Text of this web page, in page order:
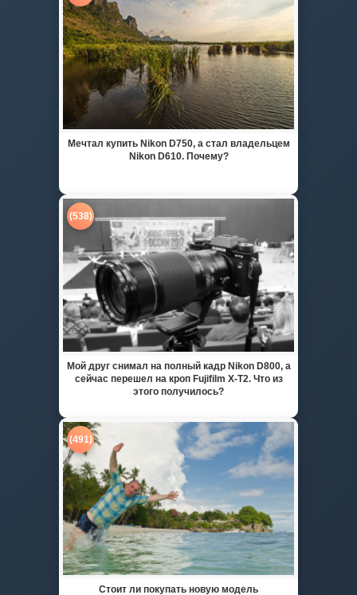
Мечтал купить Nikon D750, а стал владельцем
Nikon D610. Почему?
(538)
Мой друг снимал на полный кадр Nikon D800, а
сейчас перешел на кроп Fujifilm X-T2. Что из
этого получилось?
(491)
Стоит ли покупать новую модель